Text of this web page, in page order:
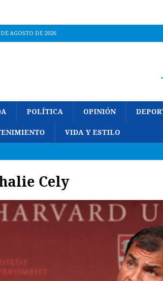
AGOSTO DE 2026
POLÍTICA OPINIÓN
VIDA Y ESTILO
Cely